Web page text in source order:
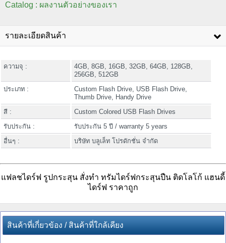
Catalog : ผลงานตัวอย่างของเรา
รายละเอียดสินค้า
ความจุ :
4GB, 8GB, 16GB, 32GB, 64GB, 128GB,
256GB, 512GB
ประเภท :
Custom Flash Drive, USB Flash Drive,
Thumb Drive, Handy Drive
สี :
Custom Colored USB Flash Drives
รับประกัน :
รับประกัน 5 ปี / warranty 5 years
อื่นๆ :
บริษัท บลูเล็ท โปรดักชั่น จำกัด
แฟลชไดร์ฟ รูปกระสุน สั่งทำ ทรัมไดร์ฟกระสุนปืน ติดโลโก้ แฮนดี้
ไดร์ฟ ราคาถูก
สินค้าที่เกี่ยวข้อง / สินค้าที่ใกล้เคียง